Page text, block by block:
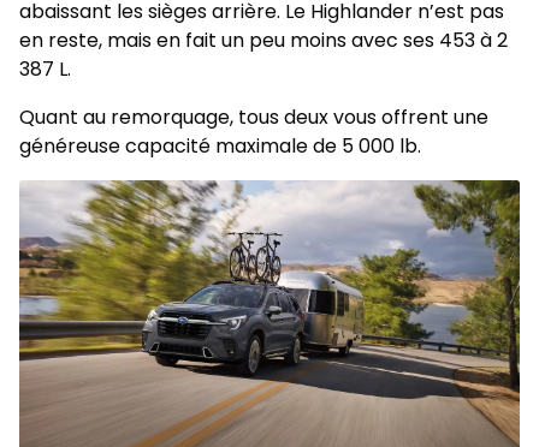
abaissant les sièges arrière. Le Highlander n’est pas
en reste, mais en fait un peu moins avec ses 453 à 2
387 L.
Quant au remorquage, tous deux vous offrent une
généreuse capacité maximale de 5 000 lb.